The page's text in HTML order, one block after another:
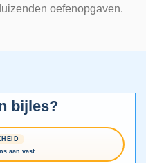
oefenopgaven.
bijles?
aan vast